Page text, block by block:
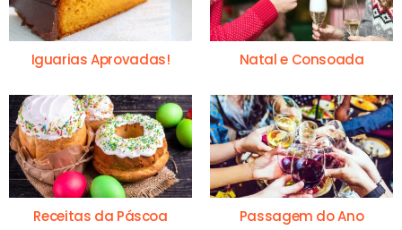
Iguarias Aprovadas! Natal e Consoada
Receitas da Páscoa Passagem do Ano